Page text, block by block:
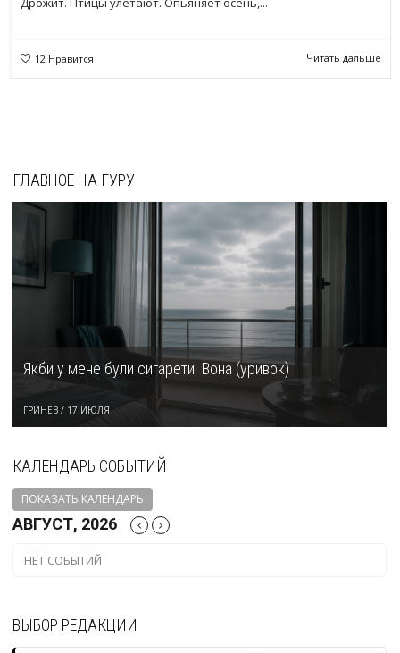
12 Нравится Читать дальше
ГЛАВНОЕ НА ГУРУ
Якби у мене були сигарети. Вона (уривок)
ГРИНЕВ / 17 ИЮЛЯ
КАЛЕНДАРЬ СОБЫТИЙ
ПОКАЗАТЬ КАЛЕНДАРЬ
АВГУСТ, 2026
НЕТ СОБЫТИЙ
ВЫБОР РЕДАКЦИИ